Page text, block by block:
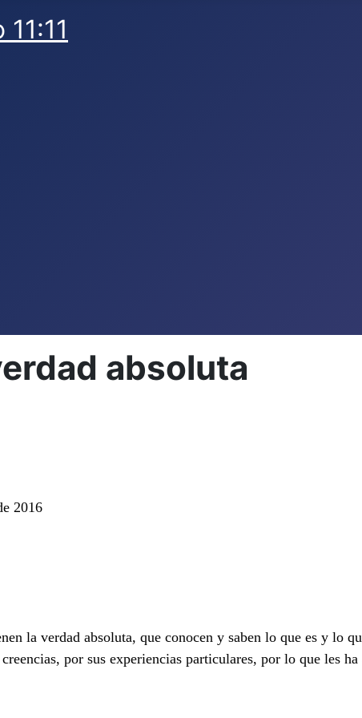
absoluta
2016
la verdad absoluta, que conocen y saben lo que es y lo
por sus experiencias particulares, por lo que les